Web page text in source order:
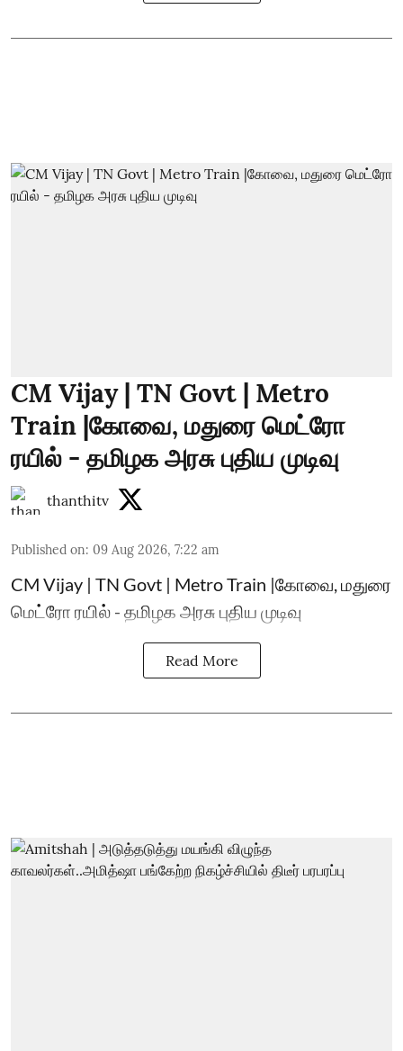
CM Vijay | TN Govt | Metro
Train |கோவை, மதுரை மெட்ரோ
ரயில் - தமிழக அரசு புதிய முடிவு
thanthitv
Published on: 09 Aug 2026, 7:22 am
CM Vijay | TN Govt | Metro Train |கோவை, மதுரை
மெட்ரோ ரயில் - தமிழக அரசு புதிய முடிவு
Read More